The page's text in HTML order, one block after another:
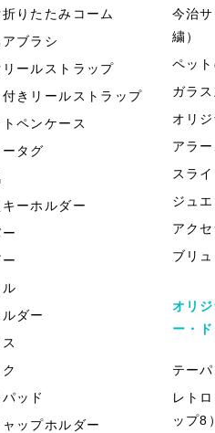
りたたみコーム
ブラシ
ールストラップ
きリールストラップ
ペンケース
タグ
ーホルダー
ダー
ッド
ップホルダー
今治
繍）
ペッ
ガラ
オリ
アラ
スラ
ジュ
アク
ブリ
オリ
ー・
テー
レト
ップ8